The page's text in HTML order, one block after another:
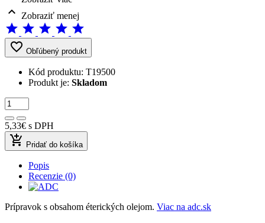
expand_less Zobraziť menej
star star star star star
favorite_border Obľúbený produkt
Kód produktu: T19500
Produkt je: Skladom
5,33€ s DPH
add_shopping_cart Pridať do košíka
Popis
Recenzie (0)
Prípravok s obsahom éterických olejom. Viac na adc.sk